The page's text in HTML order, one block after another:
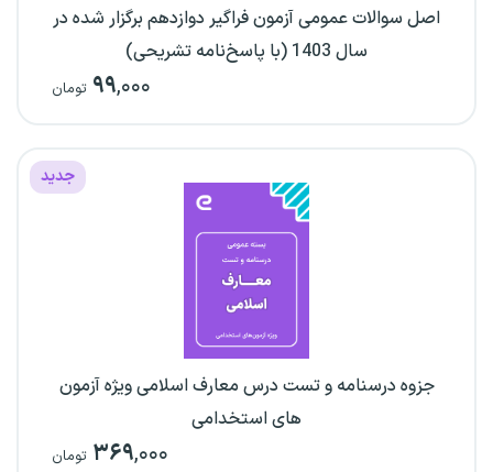
اصل سوالات عمومی آزمون فراگیر دوازدهم برگزار شده در
سال 1403 (با پاسخ‌نامه تشریحی)
۹۹,۰۰۰ تومان
جدید
جزوه درسنامه و تست درس معارف اسلامی ویژه آزمون
های استخدامی
۳۶۹,۰۰۰ تومان